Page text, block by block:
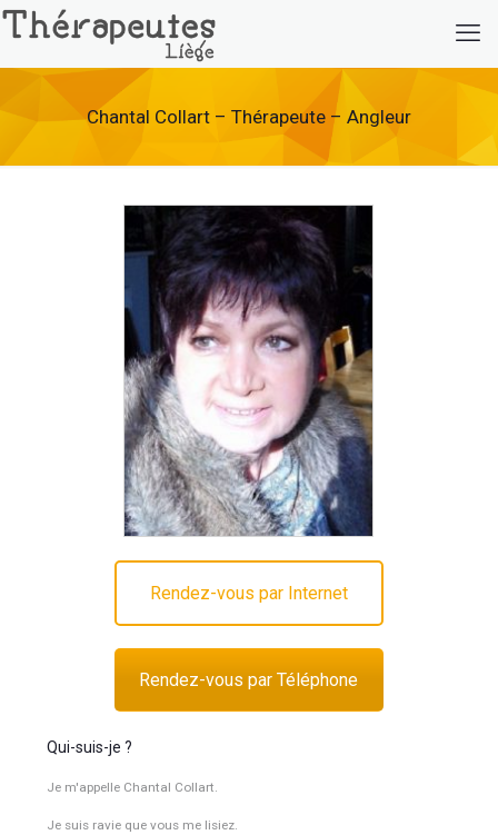
Chantal Collart – Thérapeute – Angleur
Qui-suis-je ?
Je m'appelle Chantal Collart.
Je suis ravie que vous me lisiez.
Rendez-vous par Internet
Rendez-vous par Téléphone